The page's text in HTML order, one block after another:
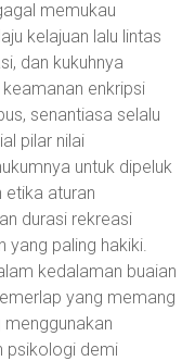
memukau
kelajuan lalu lintas
dan kukuhnya
enkripsi
senantiasa selalu
pilar nilai
untuk dipeluk
etika aturan
durasi rekreasi
yang paling hakiki.
kedalaman buaian
yang memang
psikologi demi